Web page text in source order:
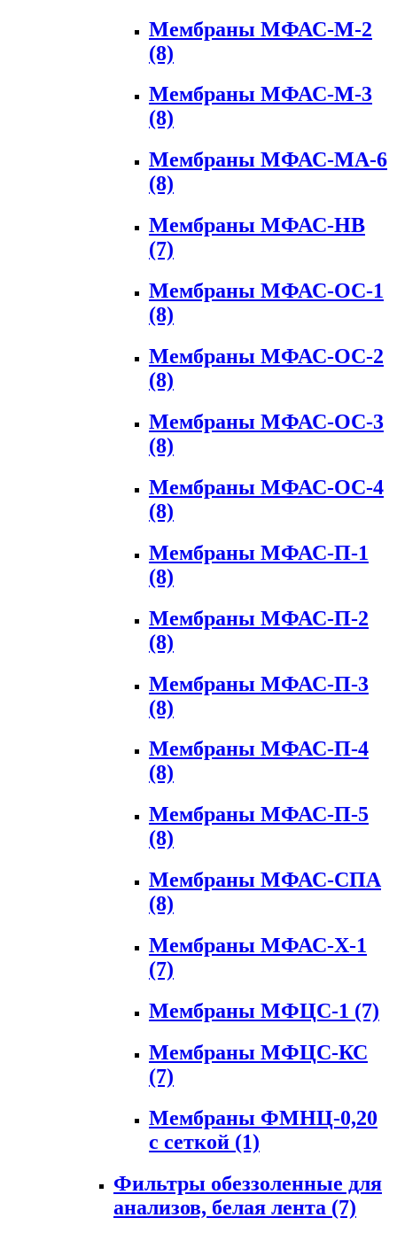
Мембраны МФАС-М-2
(8)
Мембраны МФАС-М-3
(8)
Мембраны МФАС-МА-6
(8)
Мембраны МФАС-НВ
(7)
Мембраны МФАС-ОС-1
(8)
Мембраны МФАС-ОС-2
(8)
Мембраны МФАС-ОС-3
(8)
Мембраны МФАС-ОС-4
(8)
Мембраны МФАС-П-1
(8)
Мембраны МФАС-П-2
(8)
Мембраны МФАС-П-3
(8)
Мембраны МФАС-П-4
(8)
Мембраны МФАС-П-5
(8)
Мембраны МФАС-СПА
(8)
Мембраны МФАС-Х-1
(7)
Мембраны МФЦС-1 (7)
Мембраны МФЦС-КС
(7)
Мембраны ФМНЦ-0,20
с сеткой (1)
Фильтры обеззоленные для
анализов, белая лента (7)